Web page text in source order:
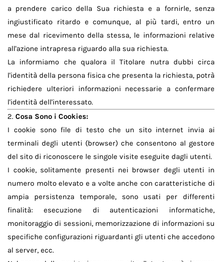
a prendere carico della Sua richiesta e a fornirle, senza
ingiustificato ritardo e comunque, al più tardi, entro un
mese dal ricevimento della stessa, le informazioni relative
all'azione intrapresa riguardo alla sua richiesta.
La informiamo che qualora il Titolare nutra dubbi circa
l'identità della persona fisica che presenta la richiesta, potrà
richiedere ulteriori informazioni necessarie a confermare
l'identità dell'interessato.
2. Cosa Sono i Cookies:
I cookie sono file di testo che un sito internet invia ai
terminali degli utenti (browser) che consentono al gestore
del sito di riconoscere le singole visite eseguite dagli utenti.
I cookie, solitamente presenti nei browser degli utenti in
numero molto elevato e a volte anche con caratteristiche di
ampia persistenza temporale, sono usati per differenti
finalità: esecuzione di autenticazioni informatiche,
monitoraggio di sessioni, memorizzazione di informazioni su
specifiche configurazioni riguardanti gli utenti che accedono
al server, ecc.